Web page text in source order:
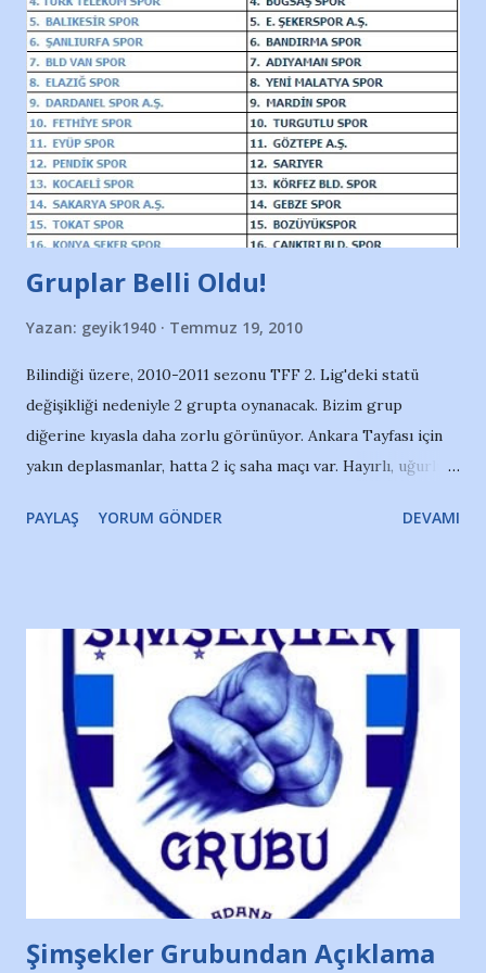
Demirspor'un, Demirspor iç dinamikleri açısından önemli
sezonlarından biri bu. Benim kendi adıma "hedef"lerimde bu
yönde gelişiyor dolayısıyla. İçimizi bir çekip çevirelim
öncelikle. Şampiyonluk? Elbette isterim. Her
Demirsporlu'nun istediği gibi, "Benim Demirsporum Avrupa
Şampiyonu olmalıdır" diyenler gibi. Ancak bu sene olunur,
olunmaz bek...
Gruplar Belli Oldu!
Yazan: geyik1940 Temmuz 19, 2010
Bilindiği üzere, 2010-2011 sezonu TFF 2. Lig'deki statü
değişikliği nedeniyle 2 grupta oynanacak. Bizim grup
diğerine kıyasla daha zorlu görünüyor. Ankara Tayfası için
yakın deplasmanlar, hatta 2 iç saha maçı var. Hayırlı, uğurlu
PAYLAŞ YORUM GÖNDER DEVAMI
Şimşekler Grubundan Açıklama